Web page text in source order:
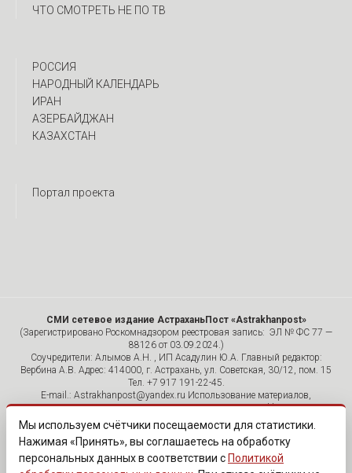
ЧТО СМОТРЕТЬ НЕ ПО ТВ
РОССИЯ
НАРОДНЫЙ КАЛЕНДАРЬ
ИРАН
АЗЕРБАЙДЖАН
КАЗАХСТАН
Портал проекта
СМИ сетевое издание АстраханьПост «Astrakhanpost»
(Зарегистрировано Роскомнадзором реестровая запись: ЭЛ № ФС 77 —
88126 от 03.09.2024.)
Соучредители: Алымов А.Н. , ИП Асадулин Ю.А. Главный редактор:
Вербина А.В. Адрес: 414000, г. Астрахань, ул. Советская, 30/12, пом. 15
Тел. +7 917 191-22-45.
E-mail.: Astrakhanpost@yandex.ru Использование материалов,
размещенных на страницах сетевого издания «Astrakhanpost»,
допускается исключительно с указанием источника и публикацией
активной гиперссылки на портал Astrakhanpost.ru. Комментарии
читателей сайта размещаются без предварительного редактирования.
Редакция оставляет за собой право удалить их с сайта или
отредактировать, если указанные сообщения нарушают законы РФ.
Мы используем счётчики посещаемости для статистики.
Нажимая «Принять», вы соглашаетесь на обработку
персональных данных в соответствии с Политикой